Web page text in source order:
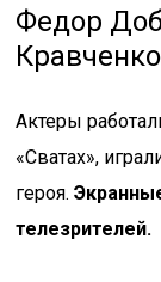
Федор
Актеры
«Сватах»,
героя.
телезрителей.